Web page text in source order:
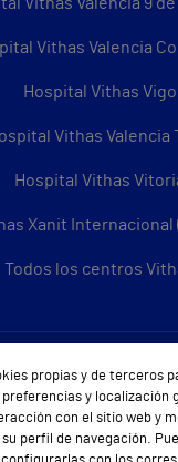
Vithas Valencia 9
Vithas Valencia
Hospital Vithas Vigo
Vithas Valencia
Hospital Vithas
Xanit Internacional
Todos los centros
Sobre Vithas
Quiénes somos
Trabajar en Vithas
propias y de terceros
preferencias y localización
con el sitio web y
perfil de navegación.